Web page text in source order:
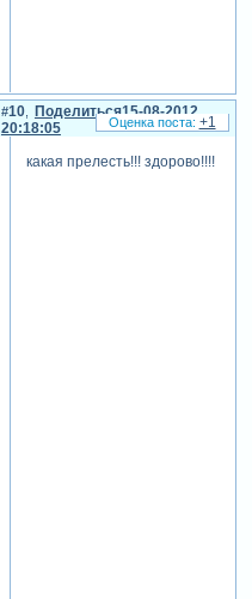
Поделиться
10
15-08-2012
20:18:05
какая прелесть!!! здорово!!!!
+1